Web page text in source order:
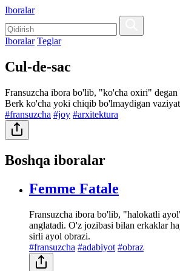
Iboralar
Iboralar Teglar
Cul-de-sac
Fransuzcha ibora bo'lib, "ko'cha oxiri" degan
Berk ko'cha yoki chiqib bo'lmaydigan
#fransuzcha #joy #arxitektura
Boshqa iboralar
Femme Fatale
Fransuzcha ibora bo'lib, "halokatli
anglatadi. O'z jozibasi bilan erkaklar
sirli ayol obrazi.
#fransuzcha #adabiyot #obraz